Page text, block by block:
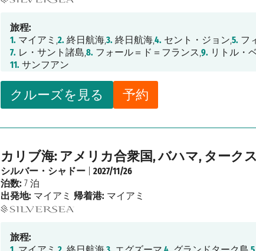
クルーズを見る 予約
旅程:
1. マイアミ,2. 終日航海,3. 終日航海,4. セント・ジョン,5. フ
7. レ・サント諸島,8. フォール＝ド＝フランス,9. リトル・
11. サンフアン
カリブ海: アメリカ合衆国, バハマ, ターク
シルバー・シャドー |2027/11/26
泊数: 7 泊
出発地: マイアミ 帰着港: マイアミ
旅程: